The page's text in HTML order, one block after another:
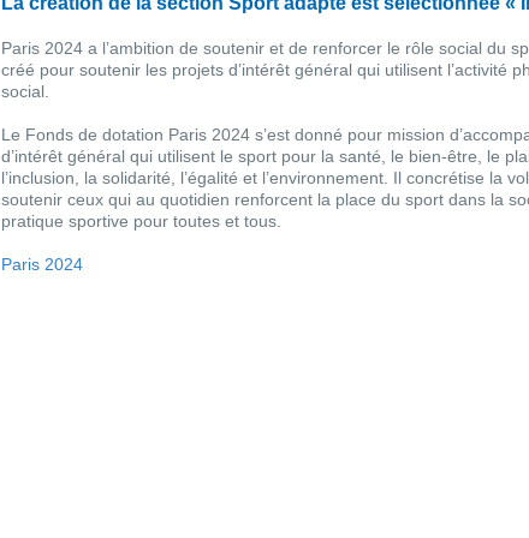
Paris 2024 a l’ambition de soutenir et de renforcer le rôle social du
créé pour soutenir les projets d’intérêt général qui utilisent l’activité
social.
Le Fonds de dotation Paris 2024 s’est donné pour mission
d’intérêt général qui utilisent le sport pour la santé, le bien-être, le
l’inclusion, la solidarité, l’égalité et l’environnement. Il concrétise la
soutenir ceux qui au quotidien renforcent la place du sport dans la
pratique sportive pour toutes et tous.
Paris 2024